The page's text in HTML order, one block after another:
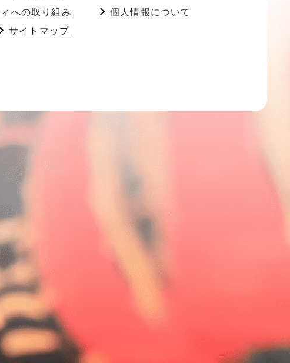
への取り組み
個人情報について
サイトマップ